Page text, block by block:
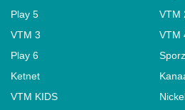
Play 5
VTM
VTM 3
VTM
Play 6
Ketnet
VTM KIDS